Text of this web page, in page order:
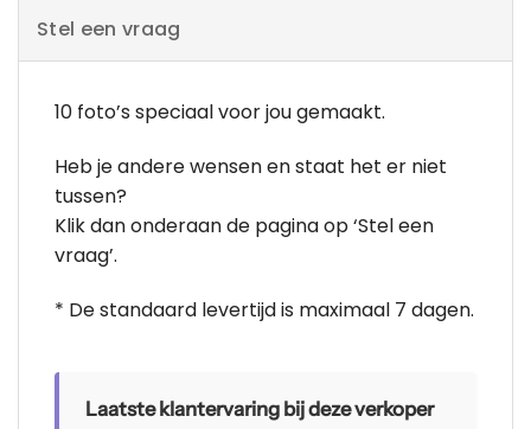
Stel een vraag
10 foto’s speciaal voor jou gemaakt.
Heb je andere wensen en staat het er niet
tussen?
Klik dan onderaan de pagina op ‘Stel een
vraag’.
* De standaard levertijd is maximaal 7 dagen.
Laatste klantervaring bij deze verkoper